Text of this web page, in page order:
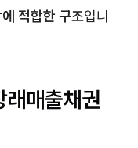
적합한 구조입니
매출채권